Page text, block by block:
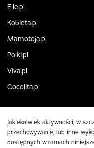
Elle.pl
Kobieta.pl
Mamotoja.pl
Polki.pl
Viva.pl
Cocolita.pl
Jakiekolwiek aktywności, w
przechowywanie, lub inne
dostępnych w ramach